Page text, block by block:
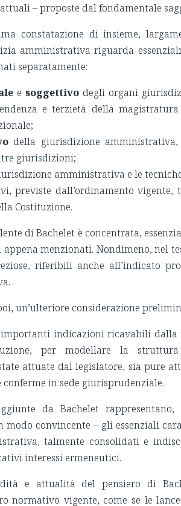
– proposte dal fondamentale
constatazione di insieme,
amministrativa riguarda
separatamente:
e soggettivo degli organi
e terzietà della
della giurisdizione
giurisdizioni;
amministrativa e le
previste dall’ordinamento vigente,
Costituzione.
di Bachelet è concentrata,
menzionati. Nondimeno, nel
riferibili anche all’indicato
un’ulteriore considerazione
indicazioni ricavabili dalla
per modellare la
attuate dal legislatore, sia pure
in sede giurisprudenziale.
da Bachelet
modo convincente – gli essenziali
talmente consolidati e
interessi ermeneutici.
e attualità del pensiero di
normativo vigente, come se le